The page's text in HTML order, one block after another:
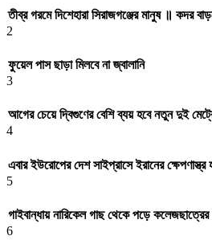
তীব্র গরমে দিশেহারা সিরাজগঞ্জের মানুষ ॥ কদর
2
ফুয়েল পাস ছাড়া মিলবে না জ্বালানি
3
আগের চেয়ে দ্বিগুণের বেশি ব্যয় হবে নতুন দুই
4
এবার ইউরোপের দেশ সাইপ্রাসে ইরানের ক্ষেপণাস্ত্র
5
গাইবান্ধায় নারিকেল গাছ থেকে পড়ে
6